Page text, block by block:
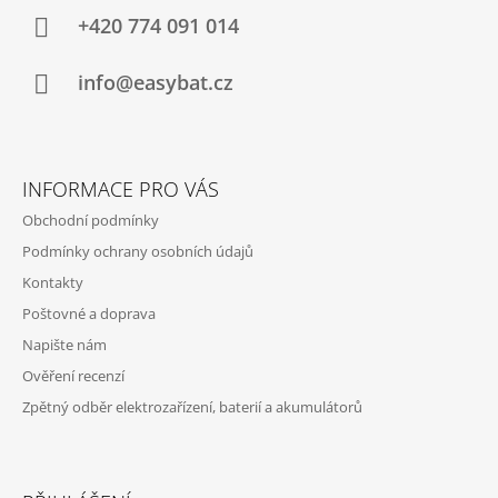
+420 774 091 014
info@easybat.cz
INFORMACE PRO VÁS
Obchodní podmínky
Podmínky ochrany osobních údajů
Kontakty
Poštovné a doprava
Napište nám
Ověření recenzí
Zpětný odběr elektrozařízení, baterií a akumulátorů